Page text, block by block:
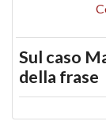
Sul caso
della frase